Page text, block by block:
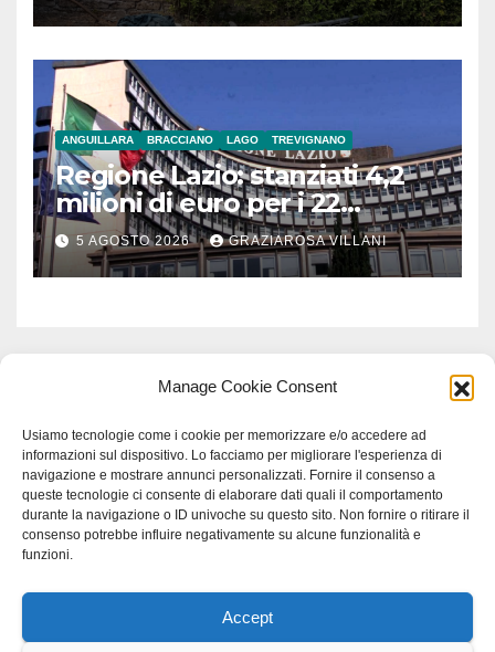
Manage Cookie Consent
Usiamo tecnologie come i cookie per memorizzare e/o accedere ad
informazioni sul dispositivo. Lo facciamo per migliorare l'esperienza di
navigazione e mostrare annunci personalizzati. Fornire il consenso a
queste tecnologie ci consente di elaborare dati quali il comportamento
durante la navigazione o ID univoche su questo sito. Non fornire o ritirare il
consenso potrebbe influire negativamente su alcune funzionalità e
funzioni.
Accept
ANGUILLARA BRACCIANO LAGO TREVIGNANO
Regione Lazio: stanziati 4,2
milioni di euro per i 22
Comuni dell’Etruria
Meridionale
5 AGOSTO 2026 GRAZIAROSA VILLANI
Proudly powered by WordPress|Tema: Newspaperex di